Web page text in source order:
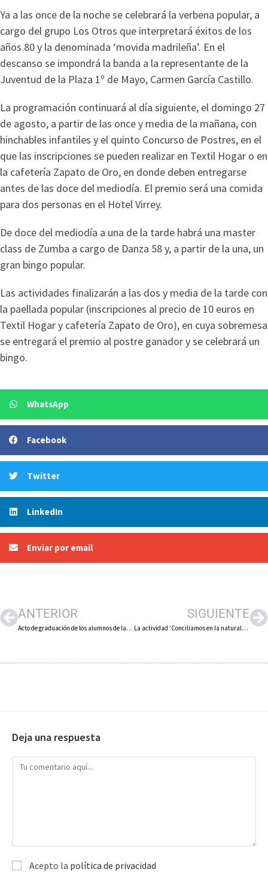
Ya a las once de la noche se celebrará la verbena popular, a
cargo del grupo Los Otros que interpretará éxitos de los
años 80 y la denominada ‘movida madrileña’. En el
descanso se impondrá la banda a la representante de la
Juventud de la Plaza 1º de Mayo, Carmen García Castillo.
La programación continuará al día siguiente, el domingo 27
de agosto, a partir de las once y media de la mañana, con
hinchables infantiles y el quinto Concurso de Postres, en el
que las inscripciones se pueden realizar en Textil Hogar o en
la cafetería Zapato de Oro, en donde deben entregarse
antes de las doce del mediodía. El premio será una comida
para dos personas en el Hotel Virrey.
De doce del mediodía a una de la tarde habrá una master
class de Zumba a cargo de Danza 58 y, a partir de la una, un
gran bingo popular.
Las actividades finalizarán a las dos y media de la tarde con
la paellada popular (inscripciones al precio de 10 euros en
Textil Hogar y cafetería Zapato de Oro), en cuya sobremesa
se entregará el premio al postre ganador y se celebrará un
bingo.
WhatsApp
Facebook
Twitter
LinkedIn
Enviar por email
ANTERIOR
Acto de graduación de los alumnos de la Universidad de la Experiencia
SIGUIENTE
La actividad ‘Conciliamos en la naturaleza’ concluye con éxito de participación
Deja una respuesta
Acepto la política de privacidad